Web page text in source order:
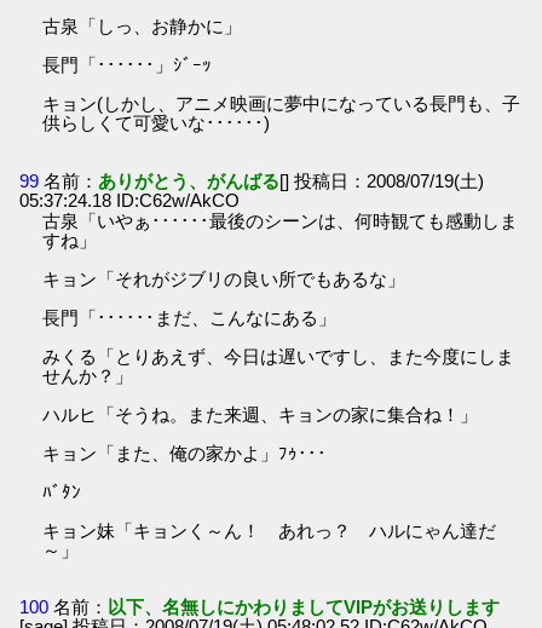
古泉「しっ、お静かに」
長門「･･････」ｼﾞｰｯ
キョン(しかし、アニメ映画に夢中になっている長門も、子
供らしくて可愛いな･･････)
99 名前： ありがとう、がんばる[] 投稿日：2008/07/19(土)
05:37:24.18 ID:C62w/AkCO
古泉「いやぁ･･････最後のシーンは、何時観ても感動しま
すね」
キョン「それがジブリの良い所でもあるな」
長門「･･････まだ、こんなにある」
みくる「とりあえず、今日は遅いですし、また今度にしま
せんか？」
ハルヒ「そうね。また来週、キョンの家に集合ね！」
キョン「また、俺の家かよ」ﾌｩ･･･
ﾊﾞﾀﾝ
キョン妹「キョンく～ん！ あれっ？ ハルにゃん達だ
～」
100 名前： 以下、名無しにかわりましてVIPがお送りします